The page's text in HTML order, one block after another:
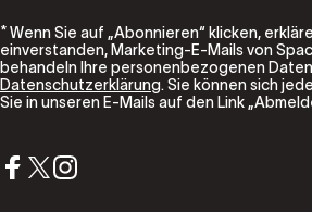
* Wenn Sie auf „Abonnieren“ klicken,
einverstanden, Marketing-E-Mails von
behandeln Ihre personenbezogenen
Datenschutzerklärung. Sie können sich
Sie in unseren E-Mails auf den Link